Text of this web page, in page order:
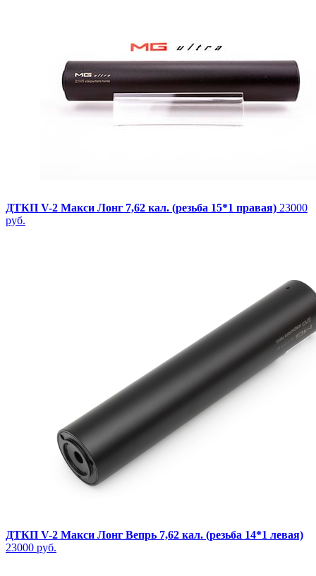
ДТКП V-2 Макси Лонг 7,62 кал. (резьба 15*1 правая) 23000
руб.
ДТКП V-2 Макси Лонг Вепрь 7,62 кал. (резьба 14*1 левая)
23000 руб.